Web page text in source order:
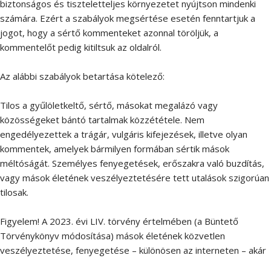
biztonságos és tiszteletteljes környezetet nyújtson mindenki
számára. Ezért a szabályok megsértése esetén fenntartjuk a
jogot, hogy a sértő kommenteket azonnal töröljük, a
kommentelőt pedig kitiltsuk az oldalról.
Az alábbi szabályok betartása kötelező:
Tilos a gyűlöletkeltő, sértő, másokat megalázó vagy
közösségeket bántó tartalmak közzététele. Nem
engedélyezettek a trágár, vulgáris kifejezések, illetve olyan
kommentek, amelyek bármilyen formában sértik mások
méltóságát. Személyes fenyegetések, erőszakra való buzdítás,
vagy mások életének veszélyeztetésére tett utalások szigorúan
tilosak.
Figyelem! A 2023. évi LIV. törvény értelmében (a Büntető
Törvénykönyv módosítása) mások életének közvetlen
veszélyeztetése, fenyegetése – különösen az interneten – akár